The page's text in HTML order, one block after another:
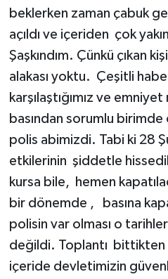
beklerken zaman çabuk
açıldı ve içeriden çok
Şaşkındım. Çünkü çıkan
alakası yoktu. Çeşitli
karşılaştığımız ve
basından sorumlu
polis abimizdi. Tabi ki 28
etkilerinin şiddetle
kursa bile, hemen
bir dönemde , basına
polisin var olması o
değildi. Toplantı bittikten
içeride devletimizin